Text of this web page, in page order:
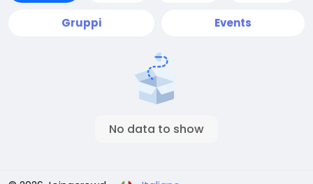
Gruppi Events
No data to show